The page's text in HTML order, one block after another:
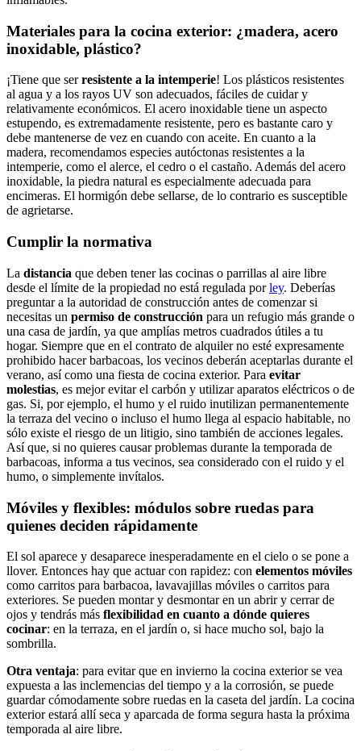
Materiales para la cocina exterior: ¿madera, acero
inoxidable, plástico?
¡Tiene que serresistente a la intemperie! Los plásticos resistentes
al agua y a los rayos UV son adecuados, fáciles de cuidar y
relativamente económicos. El acero inoxidable tiene un aspecto
estupendo, es extremadamente resistente, pero es bastante caro y
debe mantenerse de vez en cuando con aceite. En cuanto a la
madera, recomendamos especies autóctonas resistentes a la
intemperie, como el alerce, el cedro o el castaño. Además del acero
inoxidable, la piedra natural es especialmente adecuada para
encimeras. El hormigón debe sellarse, de lo contrario es susceptible
de agrietarse.
Cumplir la normativa
La distancia que deben tener las cocinas o parrillas al aire libre
desde el límite de la propiedad no está regulada porley. Deberías
preguntar a la autoridad de construcción antes de comenzar si
necesitas un permiso de construcción para un refugio más grande o
una casa de jardín, ya que amplías metros cuadrados útiles a tu
hogar. Siempre que en el contrato de alquiler no esté expresamente
prohibido hacer barbacoas, los vecinos deberán aceptarlas durante el
verano, así como una fiesta de cocina exterior. Para evitar
molestias, es mejor evitar el carbón y utilizar aparatos eléctricos o de
gas. Si, por ejemplo, el humo y el ruido inutilizan permanentemente
la terraza del vecino o incluso el humo llega al espacio habitable, no
sólo existe el riesgo de un litigio, sino también de acciones legales.
Así que, si no quieres causar problemas durante la temporada de
barbacoas, informa a tus vecinos, sea considerado con el ruido y el
humo, o simplemente invítalos.
Móviles y flexibles: módulos sobre ruedas para
quienes deciden rápidamente
El sol aparece y desaparece inesperadamente en el cielo o se pone a
llover. Entonces hay que actuar con rapidez: con elementos móviles
como carritos para barbacoa, lavavajillas móviles o carritos para
exteriores. Se pueden montar y desmontar en un abrir y cerrar de
ojos y tendrás más flexibilidad en cuanto a dónde quieres
cocinar: en la terraza, en el jardín o, si hace mucho sol, bajo la
sombrilla.
Otra ventaja: para evitar que en invierno la cocina exterior se vea
expuesta a las inclemencias del tiempo y a la corrosión, se puede
guardar cómodamente sobre ruedas en la caseta del jardín. La cocina
exterior estará allí seca y aparcada de forma segura hasta la próxima
temporada al aire libre.